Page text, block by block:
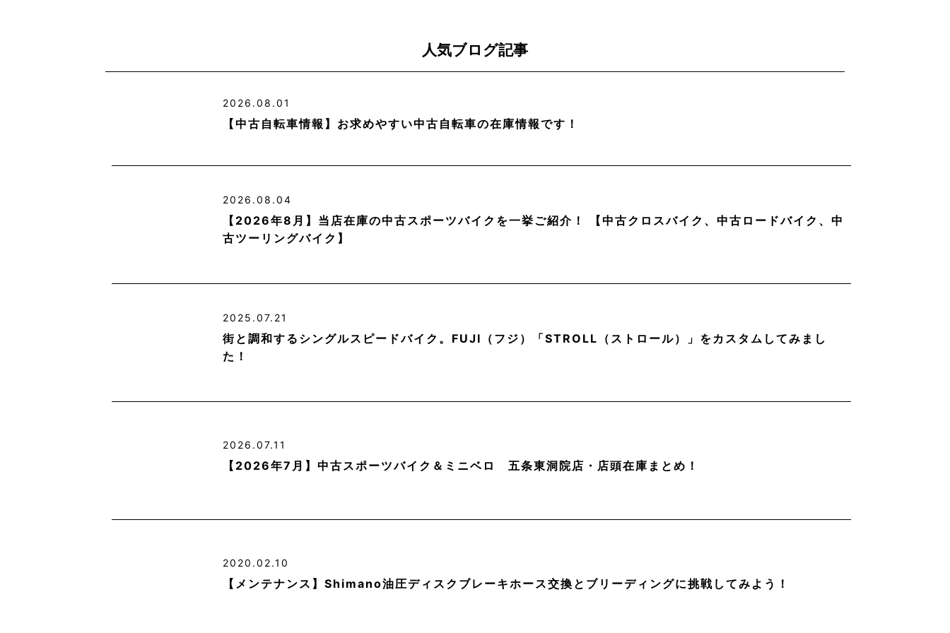
人気ブログ記事
2026.08.01
【中古自転車情報】お求めやすい中古自転車の在庫情報です！
2026.08.04
【2026年8月】当店在庫の中古スポーツバイクを一挙ご紹介！ 【中古クロスバイク、中古ロードバイク、中
古ツーリングバイク】
2025.07.21
街と調和するシングルスピードバイク。FUJI（フジ）「STROLL（ストロール）」をカスタムしてみまし
た！
2026.07.11
【2026年7月】中古スポーツバイク＆ミニベロ 五条東洞院店・店頭在庫まとめ！
2020.02.10
【メンテナンス】Shimano油圧ディスクブレーキホース交換とブリーディングに挑戦してみよう！